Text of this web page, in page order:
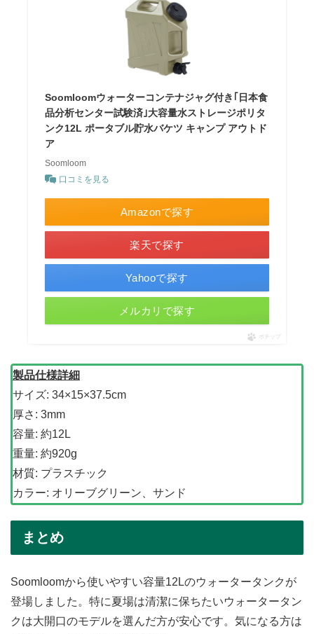
Soomloomウォーターコンテナジャグ付き｢日本食
品分析センター試験済｣大容量水ストレージポリタ
ンク12L ポータブル貯水バケツ キャンプ アウトド
ア
Soomloom
口コミを見る
Amazonで探す
楽天で探す
Yahooで探す
メルカリで探す
ポチップ
製品仕様詳細
サイズ: 34×15×37.5cm
厚さ: 3mm
容量: 約12L
重量: 約920g
材質: プラスチック
カラー: オリーブグリーン、サンド
まとめ
Soomloomから使いやすい容量12Lのウォータータンクが
登場しました。特に夏場は清潔に保ちたいウォータータン
クは大開口のモデルを選んだ方が安心です。気になる方は